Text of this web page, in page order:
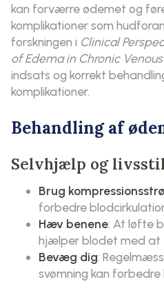
kan forværre ødemet og
komplikationer som
forskningen i Clinical
of Edema in Chronic
indsats og korrekt
komplikationer.
Behandling af
Selvhjælp og
Brug
forbedre
Hæv benene: At løfte
hjælper blodet med at
Bevæg dig:
svømning kan